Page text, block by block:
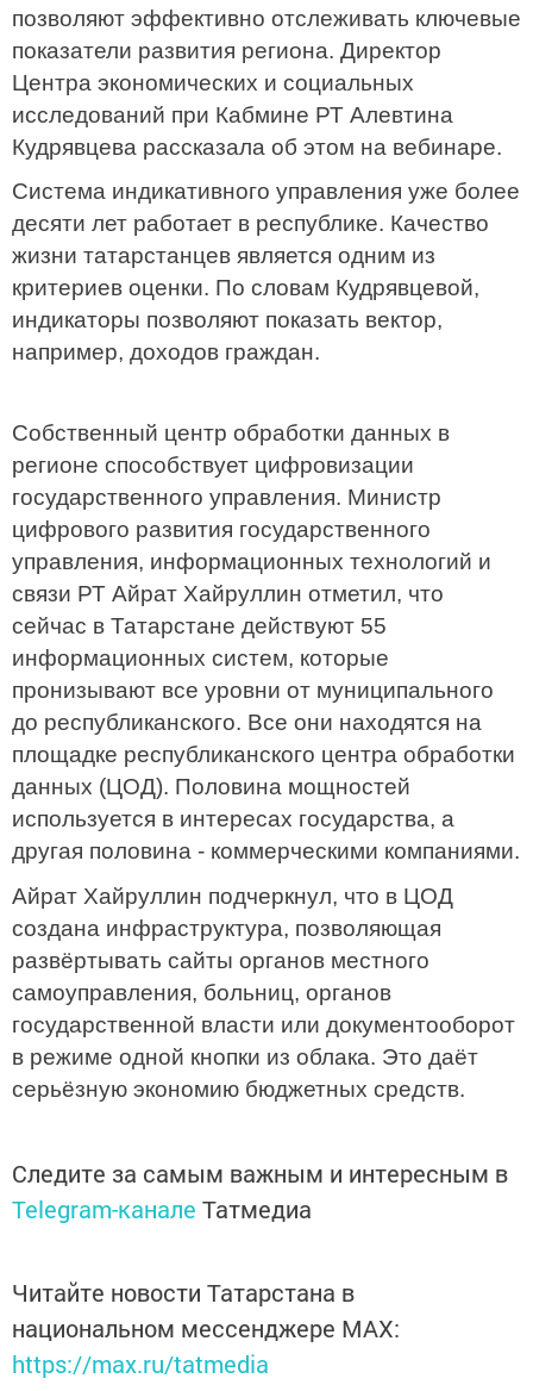
позволяют эффективно отслеживать ключевые
показатели развития региона. Директор
Центра экономических и социальных
исследований при Кабмине РТ Алевтина
Кудрявцева рассказала об этом на вебинаре.
Система индикативного управления уже более
десяти лет работает в республике. Качество
жизни татарстанцев является одним из
критериев оценки. По словам Кудрявцевой,
индикаторы позволяют показать вектор,
например, доходов граждан.
Собственный центр обработки данных в
регионе способствует цифровизации
государственного управления. Министр
цифрового развития государственного
управления, информационных технологий и
связи РТ Айрат Хайруллин отметил, что
сейчас в Татарстане действуют 55
информационных систем, которые
пронизывают все уровни от муниципального
до республиканского. Все они находятся на
площадке республиканского центра обработки
данных (ЦОД). Половина мощностей
используется в интересах государства, а
другая половина - коммерческими компаниями.
Айрат Хайруллин подчеркнул, что в ЦОД
создана инфраструктура, позволяющая
развёртывать сайты органов местного
самоуправления, больниц, органов
государственной власти или документооборот
в режиме одной кнопки из облака. Это даёт
серьёзную экономию бюджетных средств.
Следите за самым важным и интересным в
Telegram-канале Татмедиа
Читайте новости Татарстана в
национальном мессенджере MАХ:
https://max.ru/tatmedia